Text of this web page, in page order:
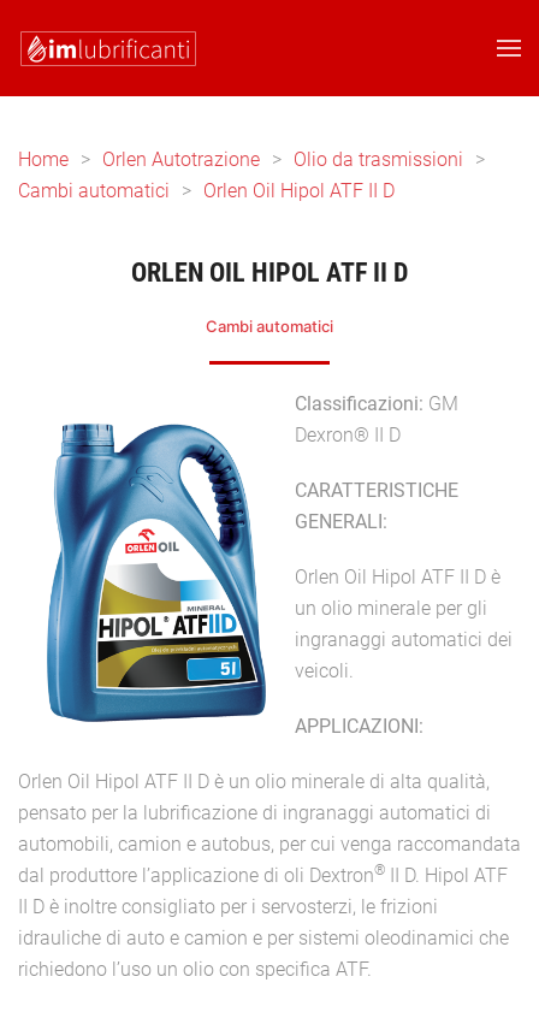
Skip to main content
Home Orlen Autotrazione
Olio da trasmissioni
Cambi automatici
Orlen Oil Hipol ATF II D
ORLEN OIL HIPOL ATF II D
Cambi automatici
Classificazioni: GM
Dexron® II D
CARATTERISTICHE
GENERALI:
Orlen Oil Hipol ATF II D è
un olio minerale per gli
ingranaggi automatici dei
veicoli.
APPLICAZIONI:
Orlen Oil Hipol ATF II D è un olio minerale di alta qualità,
pensato per la lubrificazione di ingranaggi automatici di
automobili, camion e autobus, per cui venga raccomandata
dal produttore l’applicazione di oli Dextron® II D. Hipol ATF
II D è inoltre consigliato per i servosterzi, le frizioni
idrauliche di auto e camion e per sistemi oleodinamici che
richiedono l’uso un olio con specifica ATF.